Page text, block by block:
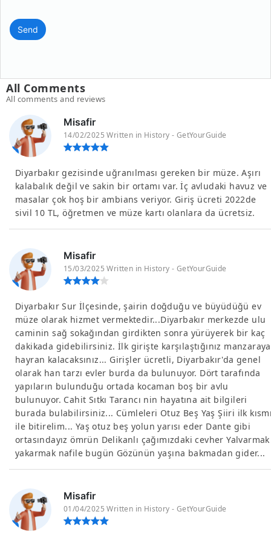
Send
All Comments
All comments and reviews
Misafir
14/02/2025 Written in History - GetYourGuide
Diyarbakır gezisinde uğranılması gereken bir müze. Aşırı
kalabalık değil ve sakin bir ortamı var. İç avludaki havuz ve
masalar çok hoş bir ambians veriyor. Giriş ücreti 2022de
sivil 10 TL, öğretmen ve müze kartı olanlara da ücretsiz.
Misafir
15/03/2025 Written in History - GetYourGuide
Diyarbakır Sur İlçesinde, şairin doğduğu ve büyüdüğü ev
müze olarak hizmet vermektedir...Diyarbakır merkezde ulu
caminin sağ sokağından girdikten sonra yürüyerek bir kaç
dakikada gidebilirsiniz. İlk girişte karşılaştığınız manzaraya
hayran kalacaksınız... Girişler ücretli, Diyarbakır'da genel
olarak han tarzı evler burda da bulunuyor. Dört tarafında
yapıların bulunduğu ortada kocaman boş bir avlu
bulunuyor. Cahit Sıtkı Tarancı nin hayatına ait bilgileri
burada bulabilirsiniz... Cümleleri Otuz Beş Yaş Şiiri ilk
ile bitirelim... Yaş otuz beş yolun yarısı eder Dante gibi
ortasındayız ömrün Delikanlı çağımızdaki cevher Yalvarmak
yakarmak nafile bugün Gözünün yaşına bakmadan gider...
Misafir
01/04/2025 Written in History - GetYourGuide